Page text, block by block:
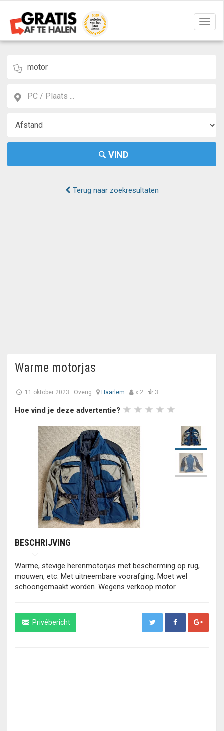
aan/
VIND
Terug naar zoekresultaten
Warme motorjas
11 oktober 2023 · Overig · Haarlem · x 2 · 3
Hoe vind je deze advertentie?
BESCHRIJVING
Warme, stevige herenmotorjas met bescherming op rug,
mouwen, etc. Met uitneembare voorafging. Moet wel
schoongemaakt worden. Wegens verkoop motor.
Privébericht